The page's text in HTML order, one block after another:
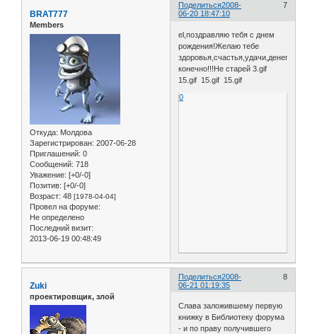
Поделиться 7
2008-
06-20 18:47:10
BRAT777
Members
Откуда: Молдова
Зарегистрирован: 2007-06-28
Приглашений: 0
Сообщений: 718
Уважение: [+0/-0]
Позитив: [+0/-0]
Возраст: 48 [1978-04-04]
Провел на форуме:
Не определено
Последний визит:
2013-06-19 00:48:49
el,поздравляю тебя с днем
рождения!Желаю тебе
здоровья,счастья,удачи,денег
конечно!!!Не старей 3.gif
15.gif 15.gif 15.gif
0
Поделиться 8
2008-
06-21 01:19:35
Zuki
проектировщик, злой
Слава заложившему первую
книжку в Библиотеку форума
- и по праву получившего